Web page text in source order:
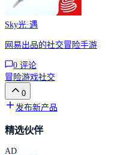
Sky光·遇
网易出品的社交冒险手游
0 评论
冒险游戏社交
0
发布新产品
精选伙伴
AD